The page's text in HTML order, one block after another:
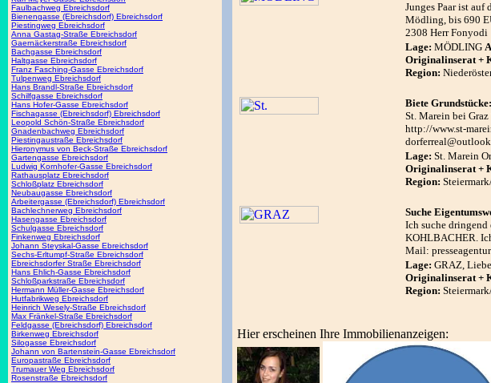
Faulbachweg Ebreichsdorf
Bienengasse (Ebreichsdorf) Ebreichsdorf
Piestingweg Ebreichsdorf
Anna Gastag-Straße Ebreichsdorf
Gaernäckerstraße Ebreichsdorf
Bachgasse Ebreichsdorf
Haltgasse Ebreichsdorf
Franz Fasching-Gasse Ebreichsdorf
Tulpenweg Ebreichsdorf
Hans Brandl-Straße Ebreichsdorf
Schilfgasse Ebreichsdorf
Hans Hofer-Gasse Ebreichsdorf
Fischagasse (Ebreichsdorf) Ebreichsdorf
Leopold Schön-Straße Ebreichsdorf
Gnadenbachweg Ebreichsdorf
Piestingaustraße Ebreichsdorf
Hieronymus von Beck-Straße Ebreichsdorf
Gartengasse Ebreichsdorf
Ludwig Kornhofer-Gasse Ebreichsdorf
Rathausplatz Ebreichsdorf
Schloßplatz Ebreichsdorf
Neubaugasse Ebreichsdorf
Arbeitergasse (Ebreichsdorf) Ebreichsdorf
Bachlechnerweg Ebreichsdorf
Hasengasse Ebreichsdorf
Schulgasse Ebreichsdorf
Finkenweg Ebreichsdorf
Johann Steyskal-Gasse Ebreichsdorf
Sechs-Erltumpf-Straße Ebreichsdorf
Ebreichsdorfer Straße Ebreichsdorf
Hans Ehlich-Gasse Ebreichsdorf
Schloßparkstraße Ebreichsdorf
Hermann Müller-Gasse Ebreichsdorf
Hutfabrikweg Ebreichsdorf
Heinrich Wesely-Straße Ebreichsdorf
Max Fränkel-Straße Ebreichsdorf
Feldgasse (Ebreichsdorf) Ebreichsdorf
Birkenweg Ebreichsdorf
Silogasse Ebreichsdorf
Johann von Bartenstein-Gasse Ebreichsdorf
Europastraße Ebreichsdorf
Trumauer Weg Ebreichsdorf
Rosenstraße Ebreichsdorf
Junges Paar ist
Mödling, bis 690
2308 Herr Fonyodi
Lage: MÖDLING
Originalinserat +
Region:
Biete
St. Marein bei
http://www.st-
Lage: St. Marein
Originalinserat +
Region:
Suche
Ich suche
KOHLBACHER.
Mail:
Lage: GRAZ,
Originalinserat +
Region:
Hier erscheinen Ihre Immobilienanzeigen: